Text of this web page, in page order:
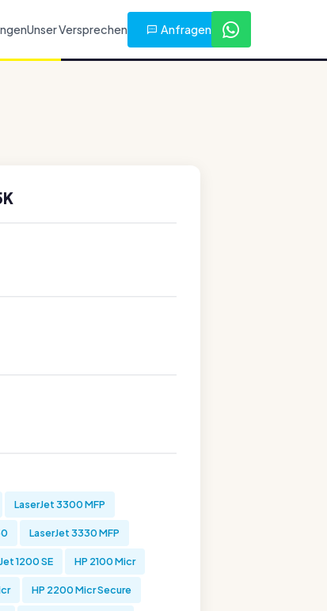
Unser Versprechen Anfragen
LaserJet 3300 MFP
LaserJet 3330 MFP
1200 SE HP 2100 Micr
HP 2200 Micr Secure